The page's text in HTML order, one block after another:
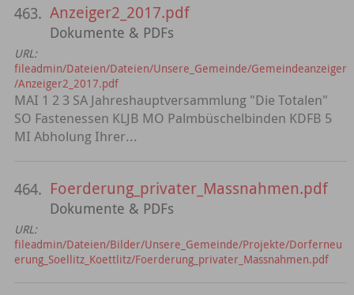
463. Anzeiger2_2017.pdf
Dokumente & PDFs
URL:
fileadmin/Dateien/Dateien/Unsere_Gemeinde/Gemeindeanzeiger
/Anzeiger2_2017.pdf
MAI 1 2 3 SA Jahreshauptversammlung "Die Totalen"
SO Fastenessen KLJB MO Palmbüschelbinden KDFB 5
MI Abholung Ihrer...
464. Foerderung_privater_Massnahmen.pdf
Dokumente & PDFs
URL:
fileadmin/Dateien/Bilder/Unsere_Gemeinde/Projekte/Dorferneu
erung_Soellitz_Koettlitz/Foerderung_privater_Massnahmen.pdf